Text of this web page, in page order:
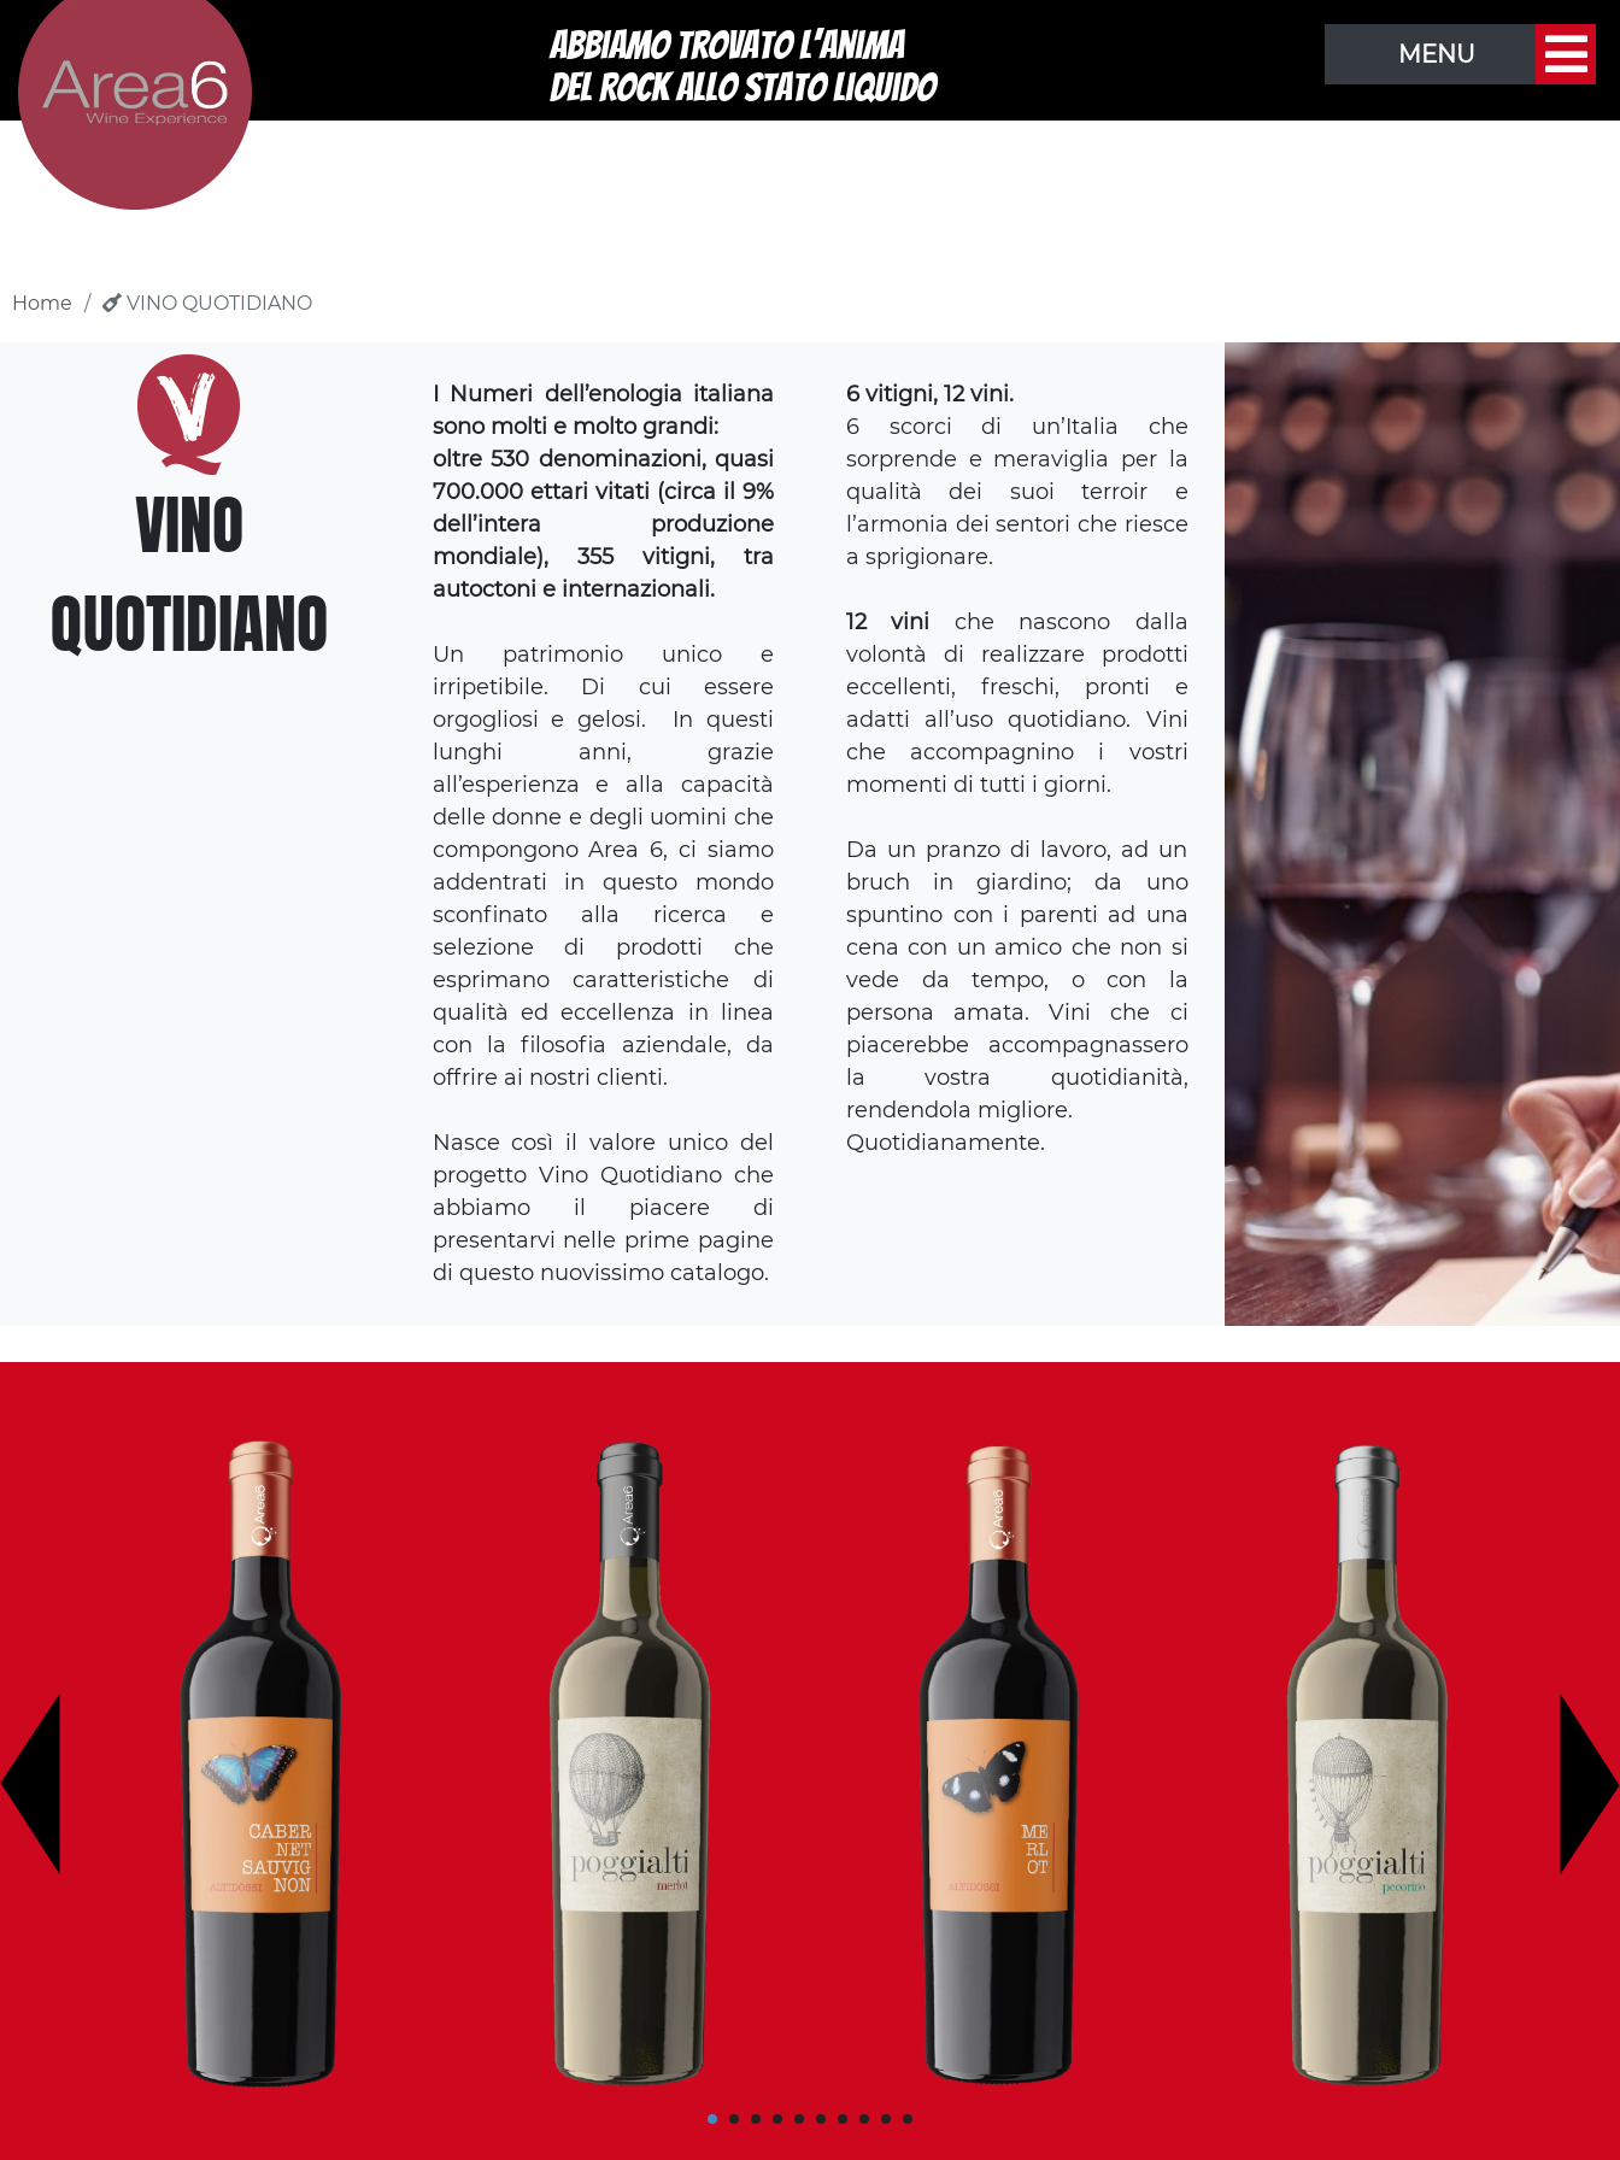
Abbiamo trovato l’anima
del Rock allo stato liquido
MENU
Home VINO QUOTIDIANO
VINO
QUOTIDIANO
I Numeri dell’enologia italiana
sono molti e molto grandi:
oltre 530 denominazioni, quasi
700.000 ettari vitati (circa il 9%
dell’intera produzione
mondiale), 355 vitigni, tra
autoctoni e internazionali.
Un patrimonio unico e
irripetibile. Di cui essere
orgogliosi e gelosi. In questi
lunghi anni, grazie
all’esperienza e alla capacità
delle donne e degli uomini che
compongono Area 6, ci siamo
addentrati in questo mondo
sconfinato alla ricerca e
selezione di prodotti che
esprimano caratteristiche di
qualità ed eccellenza in linea
con la filosofia aziendale, da
offrire ai nostri clienti.
Nasce così il valore unico del
progetto Vino Quotidiano che
abbiamo il piacere di
presentarvi nelle prime pagine
di questo nuovissimo catalogo.
6 vitigni, 12 vini.
6 scorci di un’Italia che
sorprende e meraviglia per la
qualità dei suoi terroir e
l’armonia dei sentori che riesce
a sprigionare.
12 vini che nascono dalla
volontà di realizzare prodotti
eccellenti, freschi, pronti e
adatti all’uso quotidiano. Vini
che accompagnino i vostri
momenti di tutti i giorni.
Da un pranzo di lavoro, ad un
bruch in giardino; da uno
spuntino con i parenti ad una
cena con un amico che non si
vede da tempo, o con la
persona amata. Vini che ci
piacerebbe accompagnassero
la vostra quotidianità,
rendendola migliore.
Quotidianamente.